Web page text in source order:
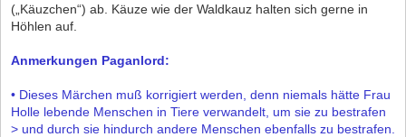
(„Käuzchen“) ab. Käuze wie der Waldkauz halten sich gerne in
Höhlen auf.
Anmerkungen Paganlord:
• Dieses Märchen muß korrigiert werden, denn niemals hätte Frau
Holle lebende Menschen in Tiere verwandelt, um sie zu bestrafen
> und durch sie hindurch andere Menschen ebenfalls zu bestrafen.